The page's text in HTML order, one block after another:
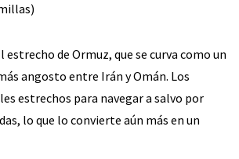
estrecho de Ormuz, que se curva como un
angosto entre Irán y Omán. Los
estrechos para navegar a salvo por
lo que lo convierte aún más en un